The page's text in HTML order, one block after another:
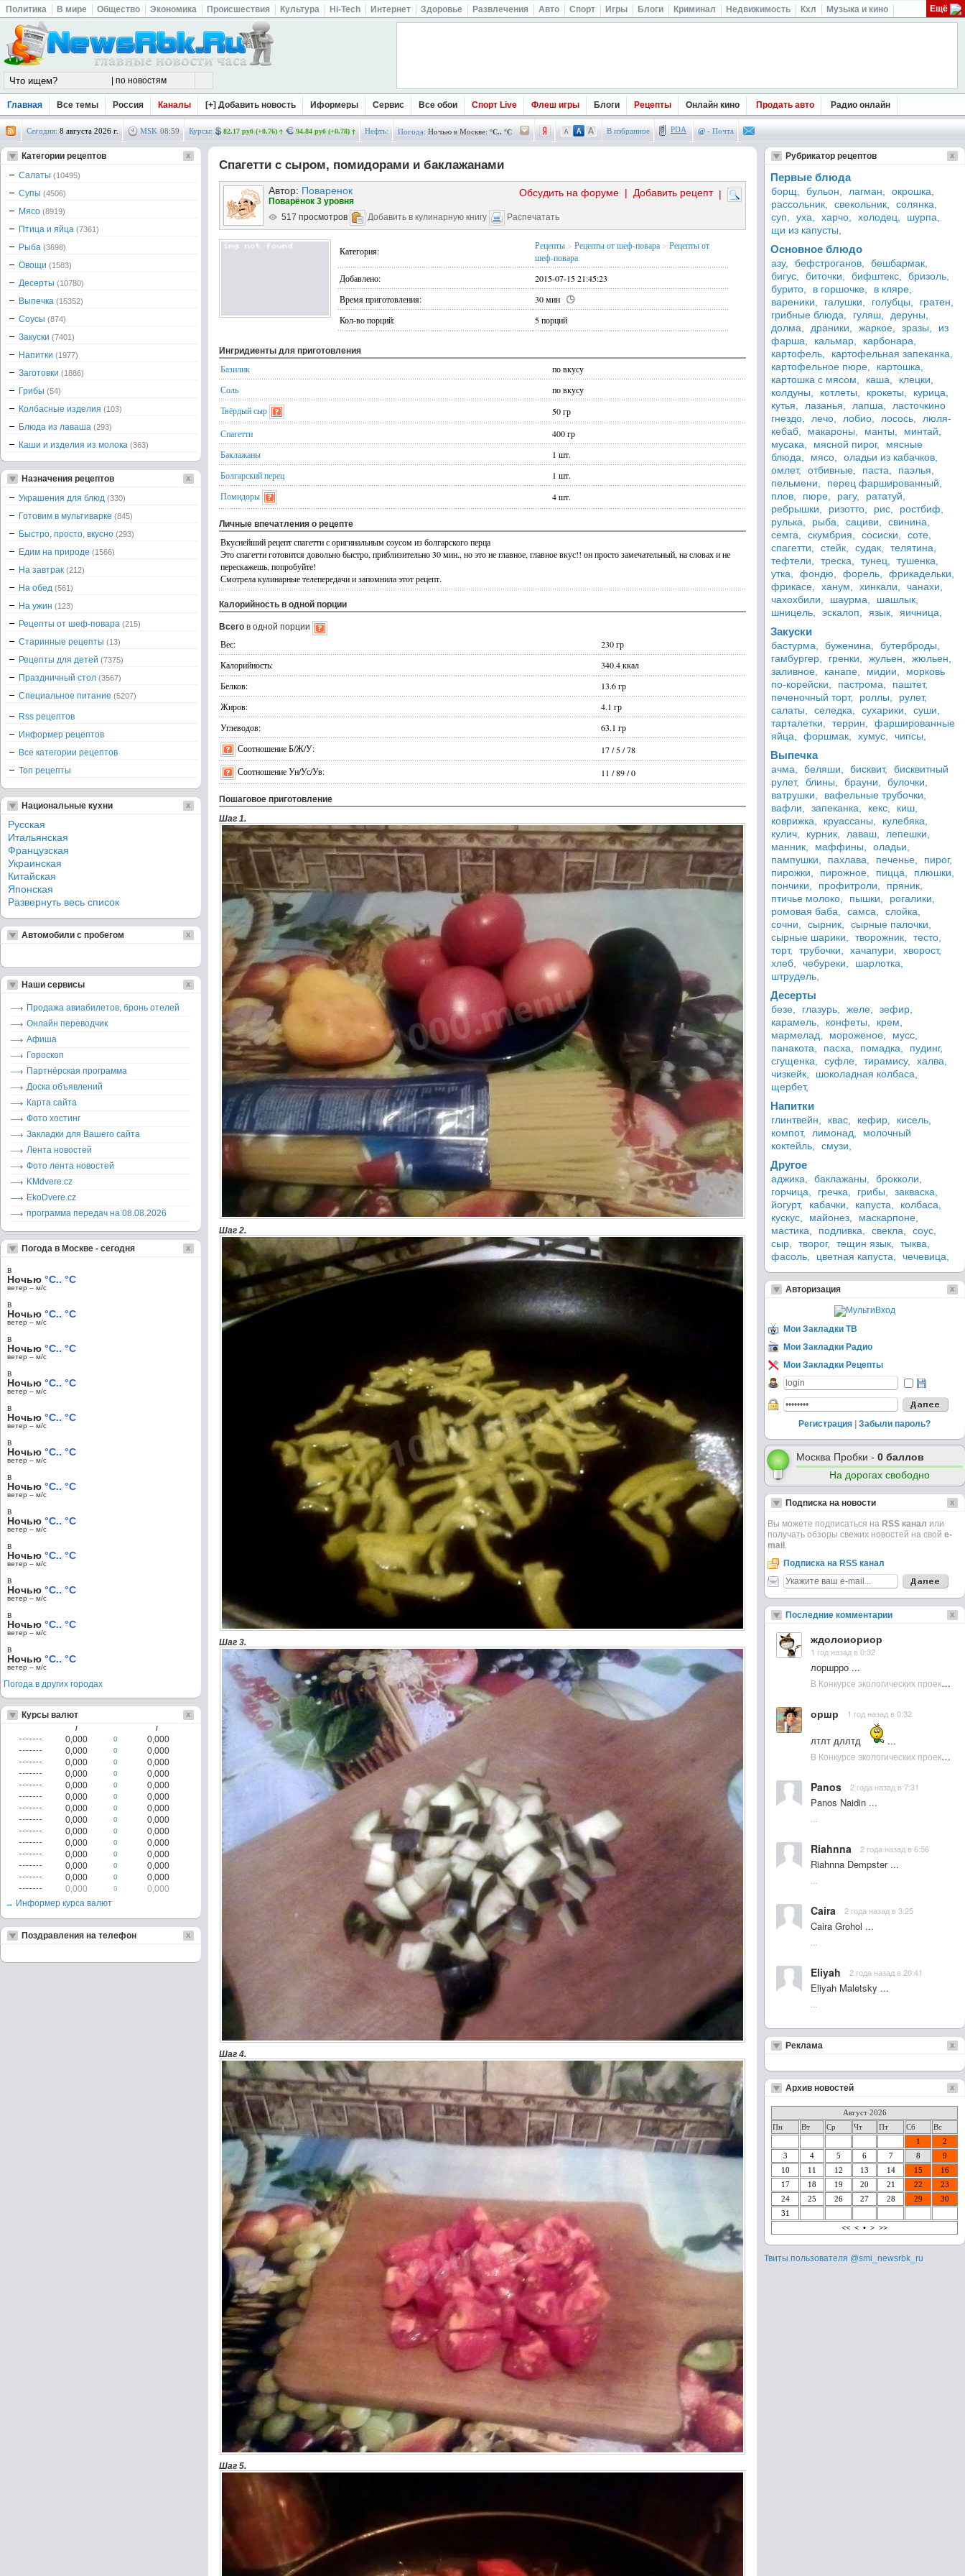
Политика В мире Общество Экономика Происшествия Культура Hi-Tech Интернет Здоровье Развлечения Авто Спорт Игры Блоги Криминал Недвижимость Кхл Музыка и кино Ещё
Главная Все темы Россия Каналы [+] Добавить новость Иформеры Сервис Все обои Спорт Live Флеш игры Блоги Рецепты Онлайн кино Продать авто Радио онлайн
Сегодня: 8 августа 2026 г. MSK 08:59 Курсы: 82.17 руб (+0.76) 94.84 руб (+0.78) Нефть: Погода: Ночью в Москве: °C.. °C В избранное PDA @ - Почта
Спагетти с сыром, помидорами и баклажанами
Автор: Поваренок |
Добавить рецепт
|
Обсудить на форуме
Поварёнок 3 уровня
517 просмотров
Добавить в кулинарную книгу Распечатать
Категория: Рецепты > Рецепты от шеф-повара > Рецепты от
шеф-повара
Добавлено:
2015-07-15 21:45:23
Время приготовления:
30 мин
Кол-во порций:
5 порций
Ингридиенты для приготовления
Базилик
по вкусу
Соль
по вкусу
Твёрдый сыр
50 гр
Спагетти
400 гр
Баклажаны
1 шт.
Болгарский перец
1 шт.
Помидоры
4 шт.
Личные впечатления о рецепте
Вкуснейший рецепт спагетти с оригинальным соусом из болгарского перца
Это спагетти готовится довольно быстро, приблизительно 30 мин., но это не главное, главное вкус!! он просто замечательный, на словах и не
перескажешь, попробуйте!
Смотрела кулинарные телепередачи и запомнила этот рецепт.
Калорийность в одной порции
Всего в одной порции
Вес: 230гр
Калорийность:
340.4ккал
Белков:
13.6гр
Жиров:
4.1 гр
Углеводов:
63.1 гр
Соотношение Б/Ж/У:
17/5/78
Соотношение Ун/Ус/Ув:
11 /89/0
Пошаговое приготовление
Шаг 1.
Шаг 2.
Шаг 3.
Шаг 4.
Шаг 5.
Категории рецептов
Салаты (10495)
Супы (4506)
Мясо (8919)
Птица и яйца (7361)
Рыба (3698)
Овощи (1583)
Десерты (10780)
Выпечка (15352)
Соусы (874)
Закуски (7401)
Напитки (1977)
Заготовки (1886)
Грибы (54)
Колбасные изделия (103)
Блюда из лаваша (293)
Каши и изделия из молока (363)
Назначения рецептов
Украшения для блюд (330)
Готовим в мультиварке (845)
Быстро, просто, вкусно (293)
Едим на природе (1566)
На завтрак (212)
На обед (561)
На ужин (123)
Рецепты от шеф-повара (215)
Старинные рецепты (13)
Рецепты для детей (7375)
Праздничный стол (3567)
Специальное питание (5207)
Rss рецептов
Информер рецептов
Все категории рецептов
Топ рецепты
Национальные кухни
Русская
Итальянская
Французская
Украинская
Китайская
Японская
Развернуть весь список
Автомобили с пробегом
Наши сервисы
Продажа авиабилетов, бронь отелей
Онлайн переводчик
Афиша
Гороскоп
Партнёрская программа
Доска объявлений
Карта сайта
Фото хостинг
Закладки для Вашего сайта
Лента новостей
Фото лента новостей
KMdvere.cz
EkoDvere.cz
программа передач на 08.08.2026
Погода в Москве - сегодня
в
Ночью °C.. °C
ветер – м/c
в
Ночью °C.. °C
ветер – м/c
в
Ночью °C.. °C
ветер – м/c
в
Ночью °C.. °C
ветер – м/c
в
Ночью °C.. °C
ветер – м/c
в
Ночью °C.. °C
ветер – м/c
в
Ночью °C.. °C
ветер – м/c
в
Ночью °C.. °C
ветер – м/c
в
Ночью °C.. °C
ветер – м/c
в
Ночью °C.. °C
ветер – м/c
в
Ночью °C.. °C
ветер – м/c
в
Ночью °C.. °C
ветер – м/c
Погода в других городах
Курсы валют
/ /
0,000 0
0,000
0,000
0
0,000
0,000
0
0,000
0,000
0
0,000
0,000
0
0,000
0,000
0
0,000
0,000
0
0,000
0,000
0
0,000
0,000
0
0,000
0,000
0
0,000
0,000
0
0,000
0,000
0
0,000
0,000
0
0,000
0,000
0
0,000
→ Информер курса валют
Поздравления на телефон
Рубрикатор рецептов
Первые блюда
борщ, бульон, лагман,
окрошка,
рассольник,
свекольник,
солянка,
суп,
уха, харчо, холодец,
шурпа,
щи из капусты,
Основное блюдо
азу, бефстроганов,
бешбармак,
бигус,
биточки, бифштекс,
бризоль,
бурито,
в горшочке,
в кляре,
вареники,
галушки, голубцы,
гратен,
грибные блюда,
гуляш,
деруны,
долма,
драники, жаркое, зразы,
из
фарша,
кальмар,
карбонара,
картофель,
картофельная запеканка,
картофельное пюре,
картошка,
картошка с мясом,
каша,
клецки,
колдуны,
котлеты, крокеты,
курица,
кутья,
лазанья, лапша,
ласточкино
гнездо,
лечо, лобио, лосось,
люля-
кебаб,
макароны, манты,
минтай,
мусака,
мясной пирог,
мясные
блюда,
мясо,
оладьи из кабачков,
омлет,
отбивные, паста,
паэлья,
пельмени,
перец фаршированный,
плов,
пюре, рагу,
рататуй,
ребрышки,
ризотто, рис,
ростбиф,
рулька,
рыба, сациви,
свинина,
семга,
скумбрия, сосиски,
соте,
спагетти,
стейк, судак,
телятина,
тефтели,
треска, тунец,
тушенка,
утка,
фондю, форель,
фрикадельки,
фрикасе,
ханум, хинкали,
чанахи,
чахохбили,
шаурма,
шашлык,
шницель,
эскалоп, язык, яичница,
Закуски
бастурма, буженина,
бутерброды,
гамбургер,
гренки, жульен,
жюльен,
заливное,
канапе, мидии,
морковь
по-корейски,
пастрома,
паштет,
печеночный торт,
роллы,
рулет,
салаты,
селедка, сухарики,
суши,
тарталетки,
террин,
фаршированные
яйца,
форшмак, хумус, чипсы,
Выпечка
ачма, беляши, бисквит,
бисквитный
рулет,
блины, брауни,
булочки,
ватрушки,
вафельные трубочки,
вафли,
запеканка, кекс,
киш,
коврижка,
круассаны,
кулебяка,
кулич,
курник, лаваш,
лепешки,
манник,
маффины,
оладьи,
пампушки,
пахлава, печенье,
пирог,
пирожки,
пирожное, пицца,
плюшки,
пончики,
профитроли,
пряник,
птичье молоко,
пышки,
рогалики,
ромовая баба,
самса,
слойка,
сочни,
сырник,
сырные палочки,
сырные шарики,
творожник,
тесто,
торт,
трубочки, хачапури,
хворост,
хлеб,
чебуреки,
шарлотка,
штрудель,
Десерты
безе, глазурь, желе,
зефир,
карамель,
конфеты,
крем,
мармелад,
мороженое,
мусс,
панакота,
пасха, помадка,
пудинг,
сгущенка,
суфле, тирамису,
халва,
чизкейк,
шоколадная колбаса,
щербет,
Напитки
глинтвейн, квас, кефир,
кисель,
компот,
лимонад,
молочный
коктейль,
смузи,
Другое
аджика, баклажаны,
брокколи,
горчица,
гречка, грибы,
закваска,
йогурт,
кабачки, капуста,
колбаса,
кускус,
майонез,
маскарпоне,
мастика,
подливка, свекла,
соус,
сыр,
творог, тещин язык,
тыква,
фасоль,
цветная капуста, чечевица,
Авторизация
Мои Закладки ТВ
Мои Закладки Радио
Мои Закладки Рецепты
Регистрация Забыли пароль?
Москва Пробки - 0 баллов
На дорогах свободно
Подписка на новости
Вы можете подписаться на RSS канал или
получать обзоры свежих новостей на свой e-
mail .
Подписка на RSS канал
Последние комментарии
ждолоиориор
1 год назад в 0:32
лоршрро ...
В Конкурсе экологических проектов в Подмосковье активно участвовала молодежь :: NewsRbk.ru...
оршр 1 год назад в 0:32
лтлт дллтд
...
В Конкурсе экологических проектов в Подмосковье активно участвовала молодежь :: NewsRbk.ru...
Panos 2 года назад в 7:31
Panos Naidin ...
Riahnna 2 года назад в 6:56
Riahnna Dempster ...
Caira 2 года назад в 3:25
Caira Grohol ...
Eliyah 2 года назад в 20:41
Eliyah Maletsky ...
Реклама
Архив новостей
Август 2026
Пн
Вт Ср Чт Пт Сб
Вс
1
2
3
4 5 6 7 8
9
10
11 12 13 14 15
16
17
18 19 20 21 22
23
24
25 26 27 28 29
30
31
<< < • > >>
Твиты пользователя @smi_newsrbk_ru